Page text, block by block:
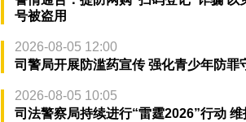
号被盗用
2026-08-05 12:00
司警局开展防滥药宣传 强化青少年防罪
2026-08-05 10:05
司法警察局持续进行“雷霆2026”行动